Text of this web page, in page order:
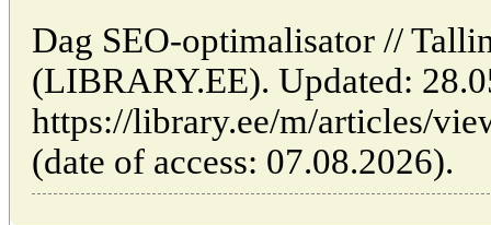
Dag SEO-optimalisator //
(LIBRARY.EE). Updated:
https://library.ee/m/articles/
(date of access: 07.08.2026).